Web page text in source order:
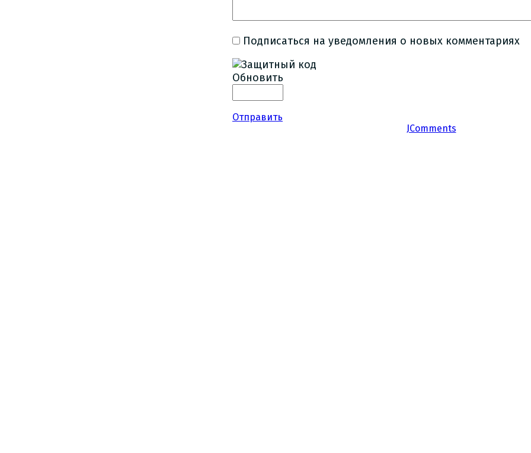
Подписаться на уведомления о новых комментариях
Обновить
Отправить
JComments